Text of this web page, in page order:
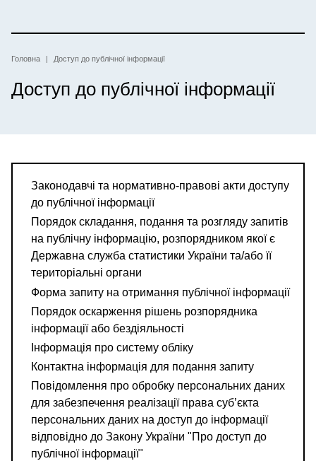
основного
Рядок
навіґації
Головна Доступ до публічної інформації
Доступ до публічної інформації
Законодавчі та нормативно-правові акти доступу
до публічної інформації
Порядок складання, подання та розгляду запитів
на публічну інформацію, розпорядником якої є
Державна служба статистики України та/або її
територіальні органи
Форма запиту на отримання публічної інформації
Порядок оскарження рішень розпорядника
інформації або бездіяльності
Інформація про систему обліку
Контактна інформація для подання запиту
Повідомлення про обробку персональних даних
для забезпечення реалізації права суб’єкта
персональних даних на доступ до інформації
відповідно до Закону України "Про доступ до
публічної інформації"